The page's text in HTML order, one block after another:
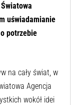
uświadamianie
potrzebie
na cały świat, w
Agencja
wokół idei